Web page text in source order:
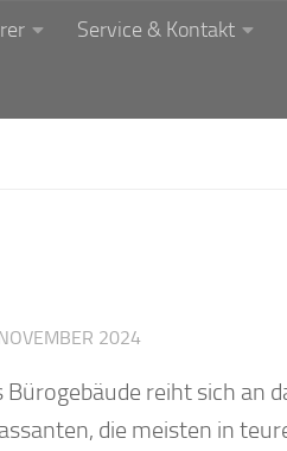
Service & Kontakt
2024
reiht sich an
die meisten in